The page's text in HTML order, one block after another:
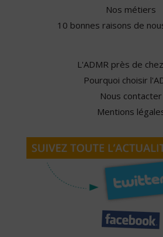
Nos métiers
10 bonnes raisons de
L'ADMR près de
Pourquoi choisir
Nous contacter
Mentions